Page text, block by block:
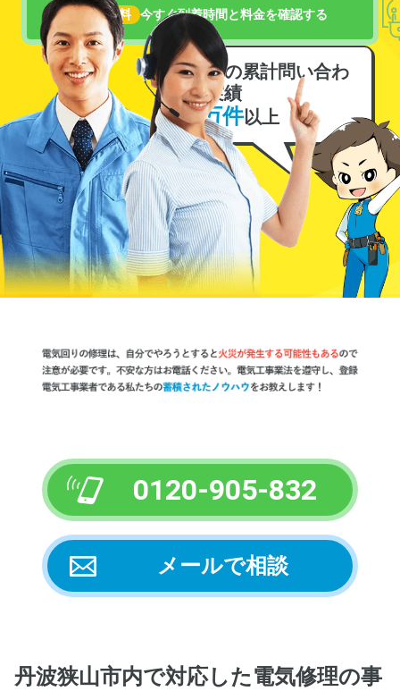
相談無料 今すぐ到着時間と料金を確認する
電気の累計問い合わ
せ実績
6万件以上
0120-905-832
メールで相談
丹波狭山市内で対応した電気修理の事